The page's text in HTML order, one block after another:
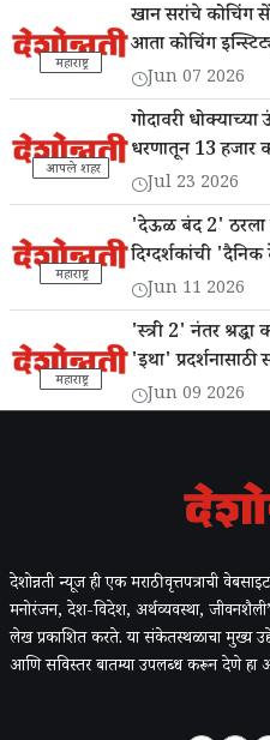
महाराष्ट्र
खान सरांचे कोचिंग
आता कोचिंग
Jun 07 2026
आपले शहर
गोदावरी
धरणातून 13 हजार
Jul 23 2026
महाराष्ट्र
'देऊळ बंद 2' ठरला
दिग्दर्शकांची
Jun 11 2026
महाराष्ट्र
'स्त्री 2' नंतर
'इथा'
Jun 09 2026
देशोन्नती न्यूज ही एक मराठी वृत्तपत्राची
मनोरंजन, देश-विदेश, अर्थव्यवस्था,
लेख प्रकाशित करते. या संकेतस्थळाचा मुख्य
आणि सविस्तर बातम्या उपलब्ध करून देणे हा